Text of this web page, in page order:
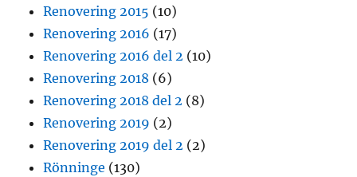
Renovering 2015 (10)
Renovering 2016 (17)
Renovering 2016 del 2 (10)
Renovering 2018 (6)
Renovering 2018 del 2 (8)
Renovering 2019 (2)
Renovering 2019 del 2 (2)
Rönninge (130)